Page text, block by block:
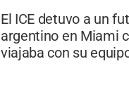
El ICE detuvo a un
argentino en Miami
viajaba con su